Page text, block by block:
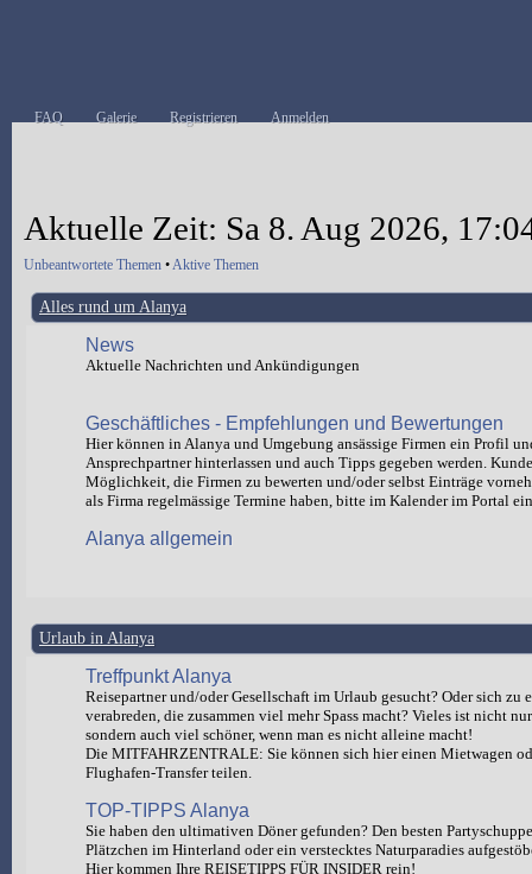
FAQ Galerie Registrieren Anmelden
Aktuelle Zeit: Sa 8. Aug 2026,
Unbeantwortete Themen •Aktive Themen
Alles rund um Alanya
News
Aktuelle Nachrichten und Ankündigungen
Geschäftliches - Empfehlungen und Bewertungen
Hier können in Alanya und Umgebung ansässige Firmen ein Profil
Ansprechpartner hinterlassen und auch Tipps gegeben werden.
Möglichkeit, die Firmen zu bewerten und/oder selbst Einträge
als Firma regelmässige Termine haben, bitte im Kalender im Portal
Alanya allgemein
Urlaub in Alanya
Treffpunkt Alanya
Reisepartner und/oder Gesellschaft im Urlaub gesucht? Oder sich zu
verabreden, die zusammen viel mehr Spass macht? Vieles ist nicht
sondern auch viel schöner, wenn man es nicht alleine macht!
Die MITFAHRZENTRALE: Sie können sich hier einen Mietwagen
Flughafen-Transfer teilen.
TOP-TIPPS Alanya
Sie haben den ultimativen Döner gefunden? Den besten
Plätzchen im Hinterland oder ein verstecktes Naturparadies
Hier kommen Ihre REISETIPPS FÜR INSIDER rein!